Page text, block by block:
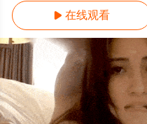
 在线观看